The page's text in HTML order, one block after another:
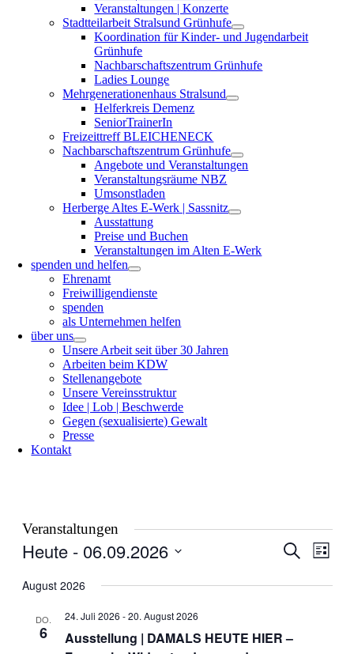
Veranstaltungen | Konzerte
Stadtteilarbeit Stralsund Grünhufe
Koordination für Kinder- und Jugendarbeit
Grünhufe
Nachbarschaftszentrum Grünhufe
Ladies Lounge
Mehrgenerationenhaus Stralsund
Helferkreis Demenz
SeniorTrainerIn
Freizeittreff BLEICHENECK
Nachbarschaftszentrum Grünhufe
Angebote und Veranstaltungen
Veranstaltungsräume NBZ
Umsonstladen
Herberge Altes E-Werk | Sassnitz
Ausstattung
Preise und Buchen
Veranstaltungen im Alten E-Werk
spenden und helfen
Ehrenamt
Freiwilligendienste
spenden
als Unternehmen helfen
über uns
Unsere Arbeit seit über 30 Jahren
Arbeiten beim KDW
Stellenangebote
Unsere Vereinsstruktur
Idee | Lob | Beschwerde
Gegen (sexualisierte) Gewalt
Presse
Kontakt
Veranstaltungen
und
Suche
Liste
Heute - 06.09.2026
wählen.
August 2026
DO.
6
Ausstellung | DAMALS HEUTE HIER –
24. Juli 2026 -20. August 2026